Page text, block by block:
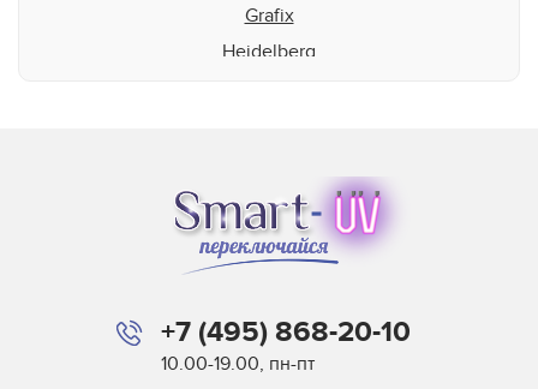
Grafix
Heidelberg
Lamp Tech
ManRoland
MRL Midlands
Patent Licht
Pillar
+7 (495) 868-20-10
10.00-19.00, пн-пт